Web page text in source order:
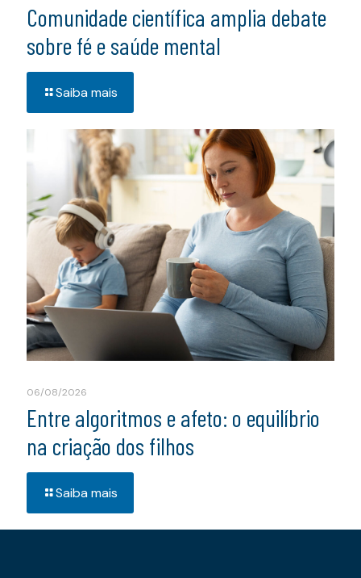
Comunidade científica amplia debate
sobre fé e saúde mental
Saiba mais
06/08/2026
Entre algoritmos e afeto: o equilíbrio
na criação dos filhos
Saiba mais